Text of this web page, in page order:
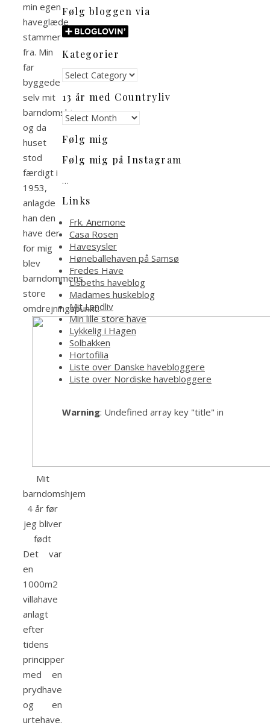
min egen
haveglæde
stammer
fra. Min
far
byggede
selv mit
barndomshjem,
og da
huset
stod
færdigt i
1953,
anlagde
han den
have der
for mig
blev
barndommens
store
omdrejningspunkt.
Mit
barndomshjem
4 år før
jeg bliver
født
Det var
en
1000m2
villahave
anlagt
efter
tidens
principper
med en
prydhave
og en
urtehave.
Følg bloggen via
Kategorier
Kategorier
13 år med Countryliv
13
med
Countryliv
Følg mig
Følg mig på Instagram
…
Links
Frk. Anemone
Casa Rosen
Havesysler
Høneballehaven på Samsø
Fredes Have
Lisbeths haveblog
Madames huskeblog
Mit Landliv
Min lille store have
Lykkelig i Hagen
Solbakken
Hortofilia
Liste over Danske havebloggere
Liste over Nordiske havebloggere
Warning: Undefined array key "title" in